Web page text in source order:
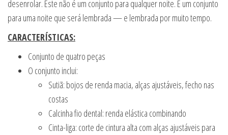
desenrolar. Este não é um conjunto para qualquer noite. É um conjunto
para uma noite que será lembrada — e lembrada por muito tempo.
CARACTERÍSTICAS:
Conjunto de quatro peças
O conjunto inclui:
Sutiã: bojos de renda macia, alças ajustáveis, fecho nas
costas
Calcinha fio dental: renda elástica combinando
Cinta-liga: corte de cintura alta com alças ajustáveis para